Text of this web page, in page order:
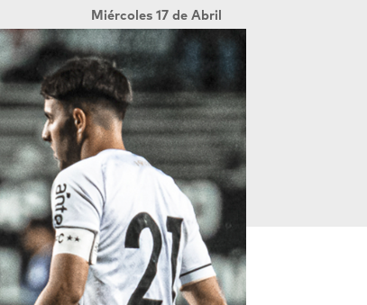
Miércoles 17 de Abril